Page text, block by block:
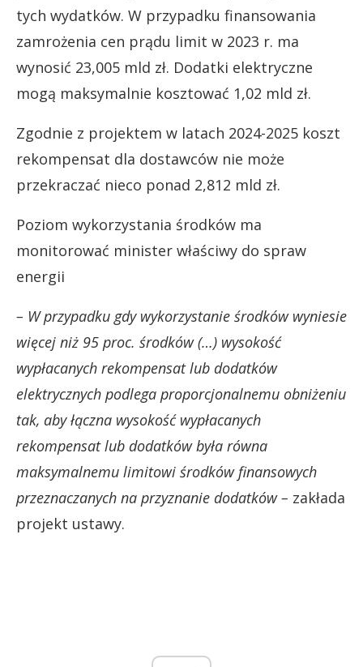
tych wydatków. W przypadku finansowania
zamrożenia cen prądu limit w 2023 r. ma
wynosić 23,005 mld zł. Dodatki elektryczne
mogą maksymalnie kosztować 1,02 mld zł.
Zgodnie z projektem w latach 2024-2025 koszt
rekompensat dla dostawców nie może
przekraczać nieco ponad 2,812 mld zł.
Poziom wykorzystania środków ma
monitorować minister właściwy do spraw
energii
– W przypadku gdy wykorzystanie środków wyniesie
więcej niż 95 proc. środków (…) wysokość
wypłacanych rekompensat lub dodatków
elektrycznych podlega proporcjonalnemu obniżeniu
tak, aby łączna wysokość wypłacanych
rekompensat lub dodatków była równa
maksymalnemu limitowi środków finansowych
przeznaczanych na przyznanie dodatków – zakłada
projekt ustawy.